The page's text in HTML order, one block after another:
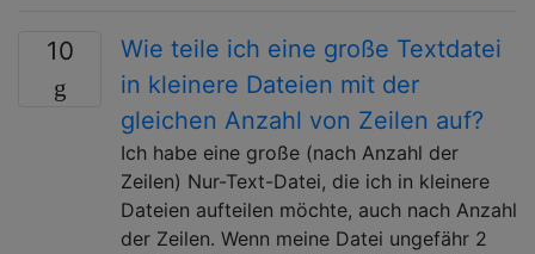
10
Wie teile ich eine große Textdatei
in kleinere Dateien mit der
gleichen Anzahl von Zeilen auf?
Ich habe eine große (nach Anzahl der
Zeilen) Nur-Text-Datei, die ich in kleinere
Dateien aufteilen möchte, auch nach Anzahl
der Zeilen. Wenn meine Datei ungefähr 2